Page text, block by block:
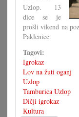
Uzlop. 13
dice se je
prošli vikend na
Paklenice.
Tagovi:
Igrokaz
Lov na žuti oganj
Uzlop
Tamburica Uzlop
Dičji igrokaz
Kultura